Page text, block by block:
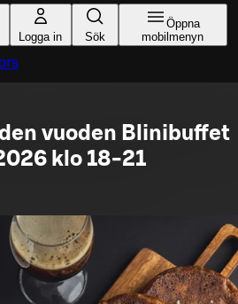
Logga in Sök
Öppna
mobilmenyn
vuoden Blinibuffet
klo 18-21